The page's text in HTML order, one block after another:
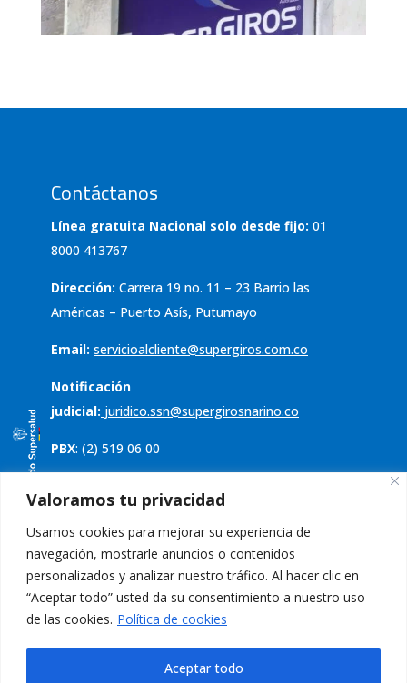
Valoramos tu privacidad
Usamos cookies para mejorar su experiencia de
navegación, mostrarle anuncios o contenidos
personalizados y analizar nuestro tráfico. Al hacer clic en
“Aceptar todo” usted da su consentimiento a nuestro uso
de las cookies. Política de cookies
Aceptar todo
Contáctanos
Línea gratuita Nacional solo desde fijo: 01
8000 413767
Dirección: Carrera 19 no. 11 – 23 Barrio las
Américas – Puerto Asís, Putumayo
Email: servicioalcliente@supergiros.com.co
Notificación
judicial: juridico.ssn@supergirosnarino.co
PBX: (2) 519 06 00
Servicio al cliente
Política de tratamiento de datos
Aviso de privacidad
PQRS